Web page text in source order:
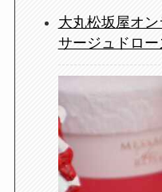
大丸松坂屋オ
サージュドロー